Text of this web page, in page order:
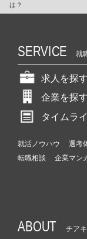
は？
SERVICE 就
求人を探す
企業を探す
タイムラ
就活ノウハウ 選考
転職相談
企業マン
ABOUT チア